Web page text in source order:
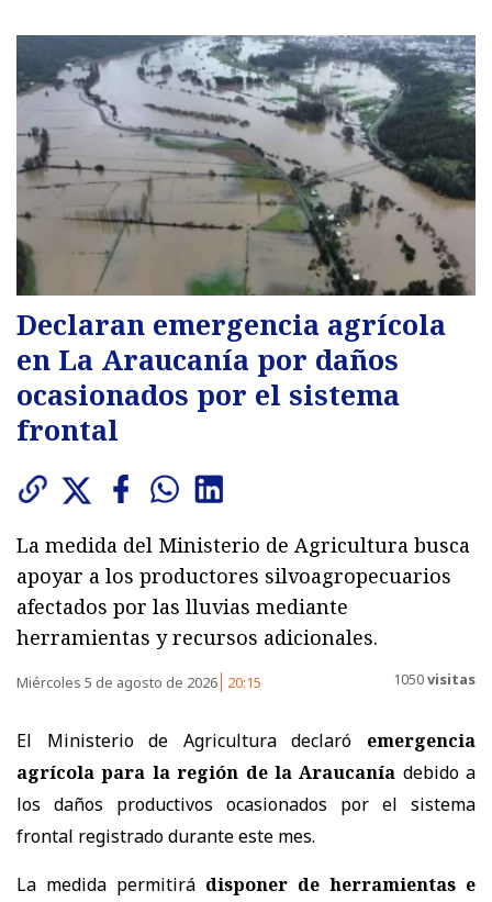
Declaran emergencia agrícola
en La Araucanía por daños
ocasionados por el sistema
frontal
La medida del Ministerio de Agricultura busca
apoyar a los productores silvoagropecuarios
afectados por las lluvias mediante
herramientas y recursos adicionales.
Miércoles 5 de agosto de 2026 20:15 1050visitas
El Ministerio de Agricultura declaró emergencia
agrícola para la región de la Araucanía debido a
los daños productivos ocasionados por el sistema
frontal registrado durante este mes.
La medida permitirá disponer de herramientas e